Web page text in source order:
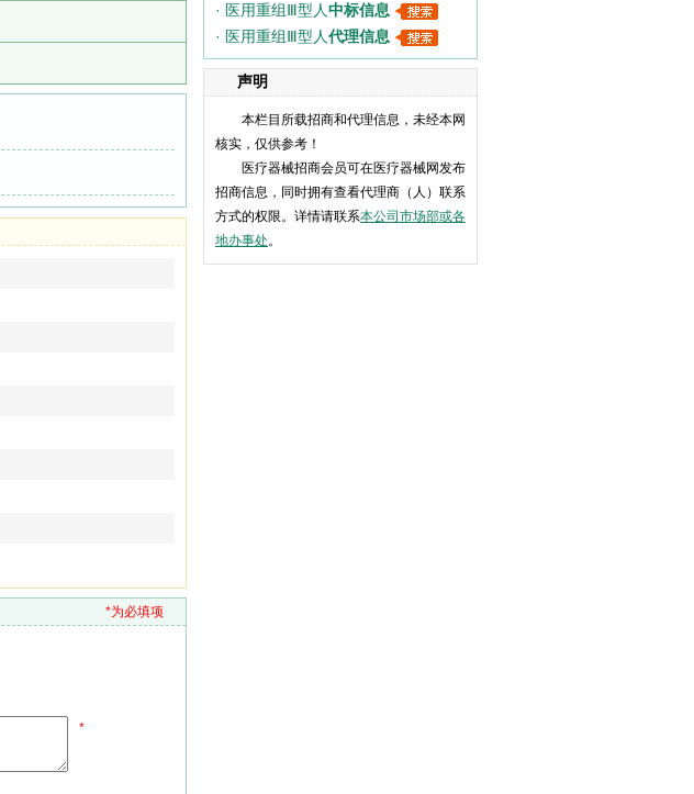
*为必填项
*
· 医用重组Ⅲ型人中标信息
· 医用重组Ⅲ型人代理信息
声明
本栏目所载招商和代理信息，未经本网
核实，仅供参考！
医疗器械招商会员可在医疗器械网发布
招商信息，同时拥有查看代理商（人）联系
方式的权限。详情请联系本公司市场部或各
地办事处。